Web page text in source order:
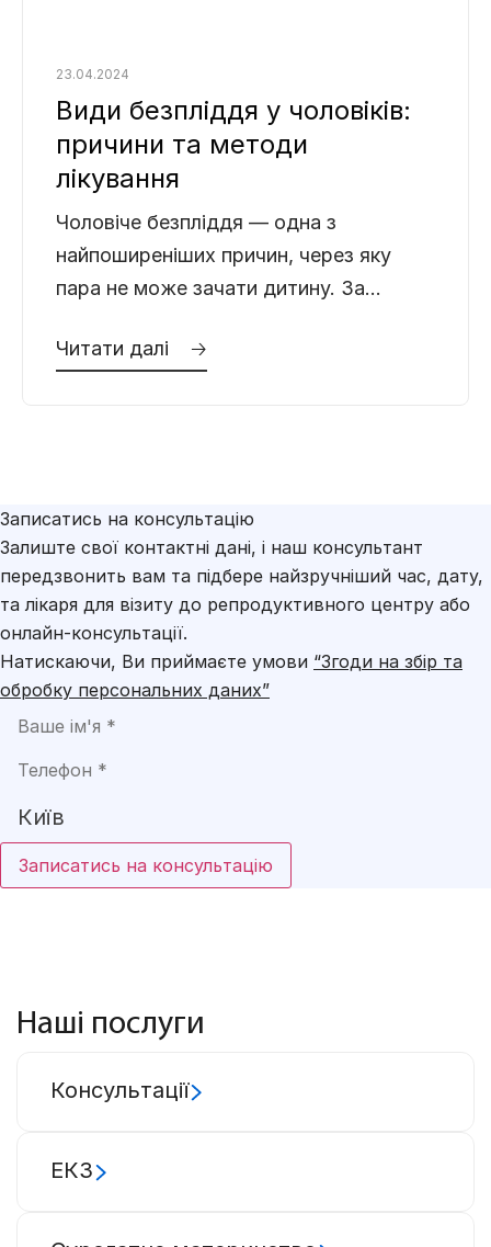
Види безпліддя у чоловіків:
причини та методи
лікування
23.04.2024
Чоловіче безпліддя — одна з
найпоширеніших причин, через яку
пара не може зачати дитину. За
присутній у кожному другому випадку
Читати далі 🡢
Записатись на консультацію
Залиште свої контактні дані, і наш консультант
передзвонить вам та підбере найзручніший час, дату,
та лікаря для візиту до репродуктивного центру або
онлайн-консультації.
Натискаючи, Ви приймаєте умови “Згоди на збір та
обробку персональних даних”
Записатись на консультацію
Наші послуги
Консультації
ЕКЗ